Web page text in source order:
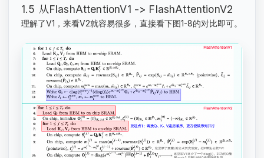
1.5 从FlashAttentionV1 -> FlashAttentionV2
理解了V1，来看V2就容易很多，直接看下图1-8的对比即可。